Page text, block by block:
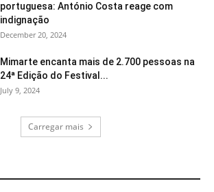
portuguesa: António Costa reage com
indignação
December 20, 2024
Mimarte encanta mais de 2.700 pessoas na
24ª Edição do Festival...
July 9, 2024
Carregar mais